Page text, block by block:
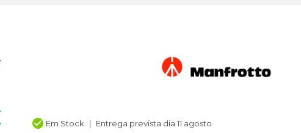
Em Stock Entrega prevista dia 11 agosto